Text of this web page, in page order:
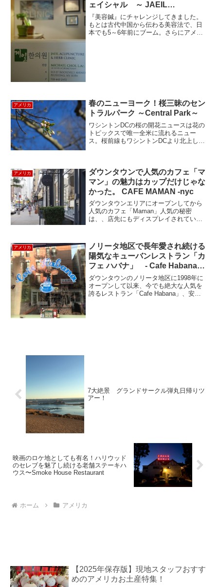
ェイシャル ～ JAEIL
Acupuncture & Herb Clinic ～
『美容鍼』にチャレンジしてきました。
もとは古代中国から伝わる美容法で、日
本でも5～6年前にブーム。さらにアメリ
アメリカ
春のニューヨーク！桜三昧のセン
トラルパーク ～Central Park～
ワシントンDCの桜の開花ニュースは花の
トピックスで唯一全米に流れるニュー
ス。桜前線もワシントンDCより北上して
っていたり、地面に舞い...
アメリカ
ダウンタウンで人気のカフェ「マ
マン」の魅力はカップだけじゃな
かった。 CAFE MAMAN -nyc
ダウンタウンエリアにオープンしてから
人気のカフェ「Maman」人気の秘密
は、、店先にもディスプレイされている
ューヨーカーのツボにはまったようで
す。あるサイトでは「インス...
アメリカ
ノリータ地区で長年愛され続ける
陽気なキューバンレストラン「カ
フェ ハバナ」 - Cafe Habana
New York –
ダウンタウンのノリータ地区に1998年に
オープンして以来、今でも絶大な人気を
誇るレストラン「Cafe Habana」、安く
7大絶景 グランドサークル弾丸日帰りツ
アー！
映画のロケ地としても有名！ハリウッド
のセレブを魅了し続ける老舗ステーキハ
ウス〜Smoke House Restaurant
ホーム アメリカ
【2025年保存版】現地スタッフおすす
めのアメリカお土産特集！